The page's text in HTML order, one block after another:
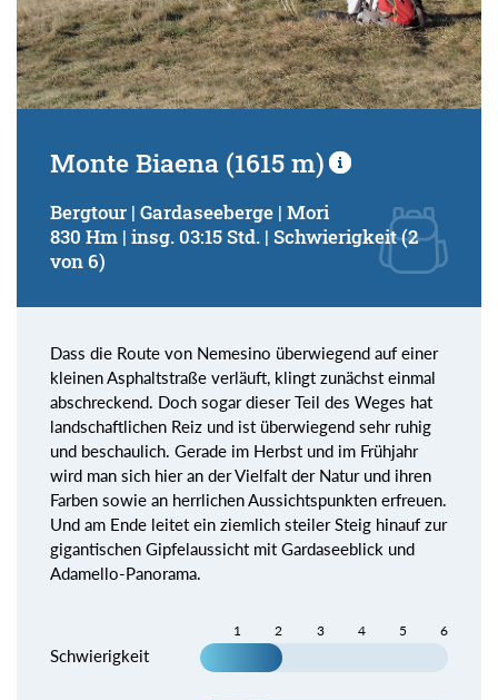
Monte Biaena (1615 m)
Bergtour | Gardaseeberge | Mori
830 Hm | insg. 03:15 Std. | Schwierigkeit (2
von 6)
Dass die Route von Nemesino überwiegend auf einer
kleinen Asphaltstraße verläuft, klingt zunächst einmal
abschreckend. Doch sogar dieser Teil des Weges hat
landschaftlichen Reiz und ist überwiegend sehr ruhig
und beschaulich. Gerade im Herbst und im Frühjahr
wird man sich hier an der Vielfalt der Natur und ihren
Farben sowie an herrlichen Aussichtspunkten erfreuen.
Und am Ende leitet ein ziemlich steiler Steig hinauf zur
gigantischen Gipfelaussicht mit Gardaseeblick und
Adamello-Panorama.
1 2 3 4 5 6
Schwierigkeit